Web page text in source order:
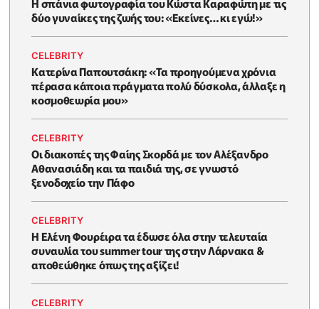
δύο γυναίκες της ζωής του: «Εκείνες… κι εγώ!»
CELEBRITY
Κατερίνα Παπουτσάκη: «Τα προηγούμενα χρόνια
πέρασα κάποια πράγματα πολύ δύσκολα, άλλαξε η
κοσμοθεωρία μου»
CELEBRITY
Οι διακοπές της Φαίης Σκορδά με τον Αλέξανδρο
Αθανασιάδη και τα παιδιά της, σε γνωστό
ξενοδοχείο την Πάφο
CELEBRITY
Η Ελένη Φουρέιρα τα έδωσε όλα στην τελευταία
συναυλία του summer tour της στην Λάρνακα &
αποθεώθηκε όπως της αξίζει!
CELEBRITY